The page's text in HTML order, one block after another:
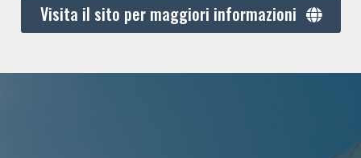
Visita il sito per maggiori informazioni